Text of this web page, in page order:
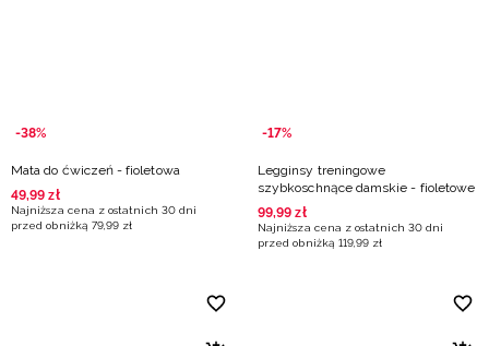
-38%
Mata do ćwiczeń - fioletowa
49,99 zł
Najniższa cena z ostatnich 30 dni
przed obniżką 79,99 zł
-17%
Legginsy treningowe
szybkoschnące damskie - fioletowe
99,99 zł
Najniższa cena z ostatnich 30 dni
przed obniżką 119,99 zł
Słowacki / EUR
Ukraiński / UAH